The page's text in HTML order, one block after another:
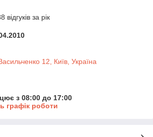
за рік
12, Київ, Україна
з 08:00 до 17:00
графік роботи